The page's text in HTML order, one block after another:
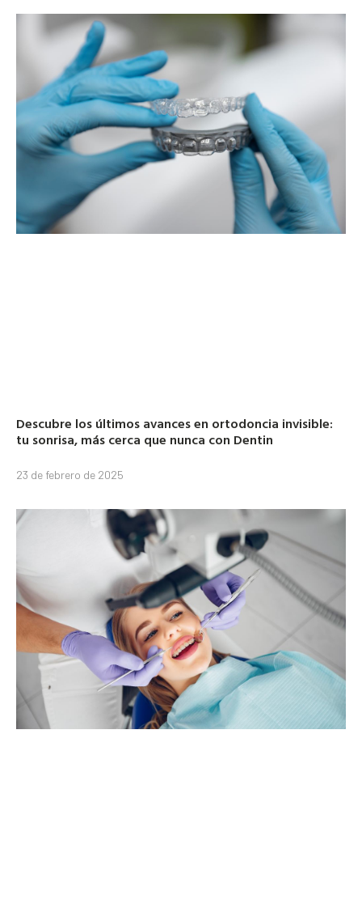
Descubre los últimos avances en ortodoncia invisible:
tu sonrisa, más cerca que nunca con Dentin
23 de febrero de 2025